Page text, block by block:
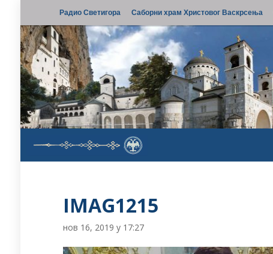
Радио Светигора Саборни храм Христовог Васкрсења
IMAG1215
нов 16, 2019 у 17:27